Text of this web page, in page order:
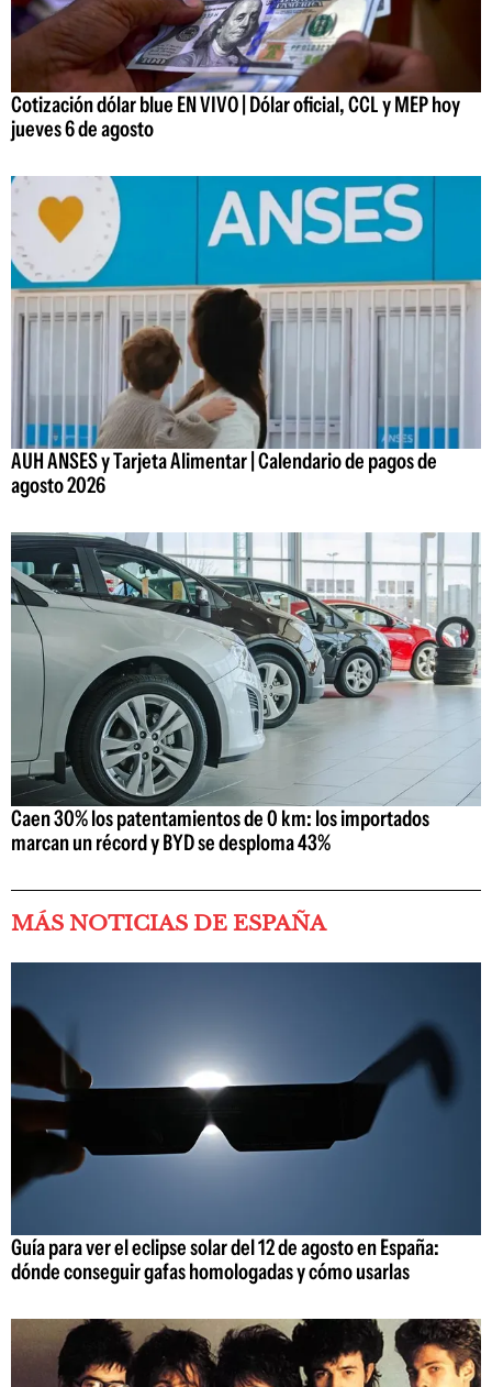
Cotización dólar blue EN VIVO | Dólar oficial, CCL y MEP hoy
jueves 6 de agosto
AUH ANSES y Tarjeta Alimentar | Calendario de pagos de
agosto 2026
Caen 30% los patentamientos de 0 km: los importados
marcan un récord y BYD se desploma 43%
MÁS NOTICIAS DE ESPAÑA
Guía para ver el eclipse solar del 12 de agosto en España:
dónde conseguir gafas homologadas y cómo usarlas